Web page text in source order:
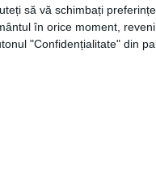
să vă schimbați
în orice moment,
"Confidențialitate" din